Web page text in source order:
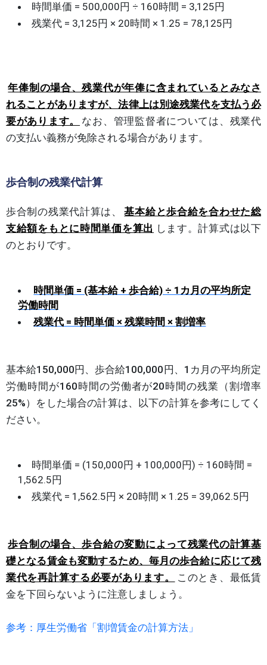
時間単価 = 500,000円 ÷ 160時間 = 3,125円
残業代 = 3,125円 × 20時間 × 1.25 = 78,125円
年俸制の場合、残業代が年俸に含まれているとみなさ
れることがありますが、法律上は別途残業代を支払う必
要があります。
なお、管理監督者については、残業代
の支払い義務が免除される場合があります。
歩合制の残業代計算
歩合制の残業代計算は、
基本給と歩合給を合わせた総
支給額をもとに時間単価を算出 します。計算式は以下
のとおりです。
時間単価 = (基本給 + 歩合給) ÷ 1カ月の平均所定
労働時間
残業代 = 時間単価 × 残業時間 × 割増率
基本給150,000円、歩合給100,000円、1カ月の平均所定
労働時間が160時間の労働者が20時間の残業（割増率
25%）をした場合の計算は、以下の計算を参考にしてく
ださい。
時間単価 = (150,000円 + 100,000円) ÷ 160時間 =
1,562.5円
残業代 = 1,562.5円 × 20時間 × 1.25 = 39,062.5円
歩合制の場合、歩合給の変動によって残業代の計算基
礎となる賃金も変動するため、毎月の歩合給に応じて残
業代を再計算する必要があります。
このとき、最低賃
金を下回らないように注意しましょう。
参考：厚生労働省「割増賃金の計算方法」